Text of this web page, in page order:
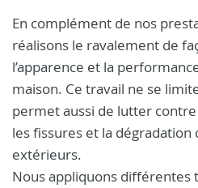
En complément de nos
réalisons le ravalement de
l’apparence et la
maison. Ce travail ne se
permet aussi de lutter contre
les fissures et la dégradation
extérieurs.
Nous appliquons différentes